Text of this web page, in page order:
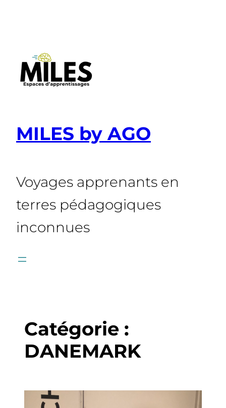
MILES by AGO
Voyages apprenants en
terres pédagogiques
inconnues
Catégorie :
DANEMARK